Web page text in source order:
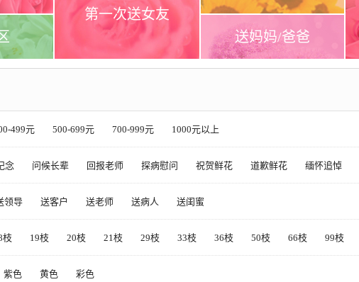
第一次送女友
送妈妈/爸爸
499元 500-699元 700-999元 1000元以上
念 问候长辈 回报老师 探病慰问 祝贺鲜花 道歉鲜花 缅怀追悼
领导 送客户 送老师 送病人 送闺蜜
枝 19枝 20枝 21枝 29枝 33枝 36枝 50枝 66枝 99枝
紫色 黄色 彩色